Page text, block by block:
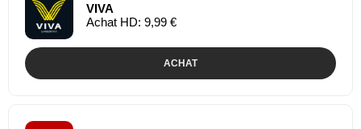
VIVA
Achat HD: 9,99 €
ACHAT